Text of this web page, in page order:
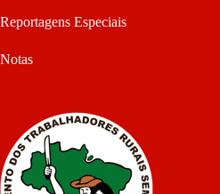
Reportagens Especiais
Notas